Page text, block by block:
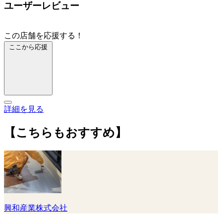
ユーザーレビュー
この店舗を応援する！
ここから応援
詳細を見る
【こちらもおすすめ】
興和産業株式会社